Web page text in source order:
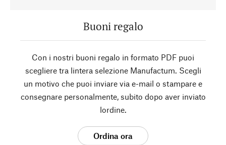
Buoni regalo
Con i nostri buoni regalo in formato PDF puoi
scegliere tra lintera selezione Manufactum. Scegli
un motivo che puoi inviare via e-mail o stampare e
consegnare personalmente, subito dopo aver inviato
lordine.
Ordina ora